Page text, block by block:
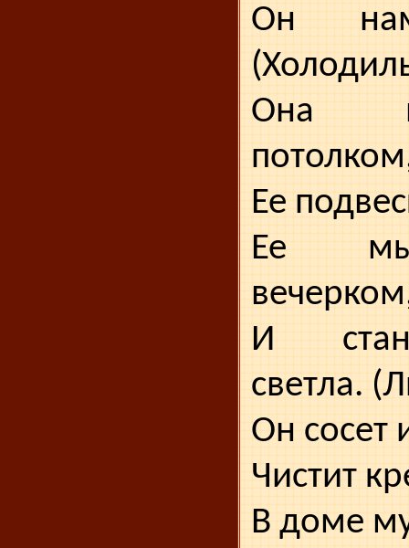
Он
Она
Ее
Ее
И
светла.
Он сосет
Чистит
В доме